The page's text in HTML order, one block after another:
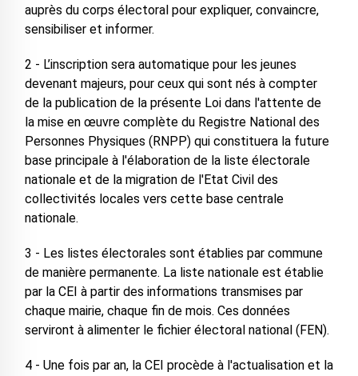
auprès du corps électoral pour expliquer, convaincre,
sensibiliser et informer.
2 - L’inscription sera automatique pour les jeunes
devenant majeurs, pour ceux qui sont nés à compter
de la publication de la présente Loi dans l'attente de
la mise en œuvre complète du Registre National des
Personnes Physiques (RNPP) qui constituera la future
base principale à l'élaboration de la liste électorale
nationale et de la migration de l'Etat Civil des
collectivités locales vers cette base centrale
nationale.
3 - Les listes électorales sont établies par commune
de manière permanente. La liste nationale est établie
par la CEI à partir des informations transmises par
chaque mairie, chaque fin de mois. Ces données
serviront à alimenter le fichier électoral national (FEN).
4 - Une fois par an, la CEI procède à l'actualisation et la